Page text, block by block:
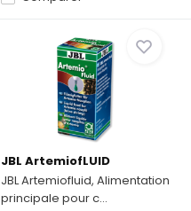
JBL ArtemiofLUID
JBL Artemiofluid, Alimentation
principale pour c...